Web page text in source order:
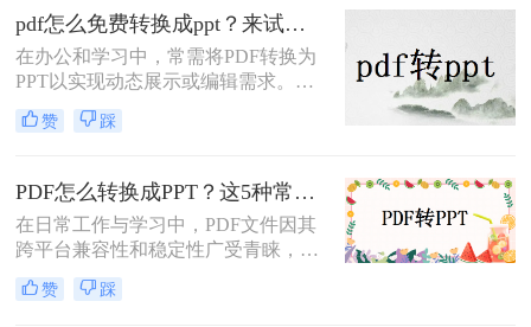
PPT（PowerPoint）格式。那么怎么把
pdf转换成ppt呢？本文将介绍四种将
PDF转换为PPT的方法。
pdf怎么免费转换成ppt？来试试这4种转换方法！
在办公和学习中，常需将PDF转换为
PPT以实现动态展示或编辑需求。那
么pdf怎么免费转换成ppt呢？本文将
介绍几种常用方法，帮助您高效完成
赞 踩
PDF怎么转换成PPT？这5种常用方法了解一下！！
在日常工作与学习中，PDF文件因其
跨平台兼容性和稳定性广受青睐，但
在需要编辑或演示时，将其转换为
PPT（PowerPoint）格式会更加灵活。
赞 踩